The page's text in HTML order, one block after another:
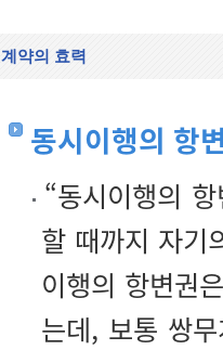
계약의 효력
동시이행의 항
“동시이행의
할 때까지 자기
이행의 항변권
는데, 보통 쌍